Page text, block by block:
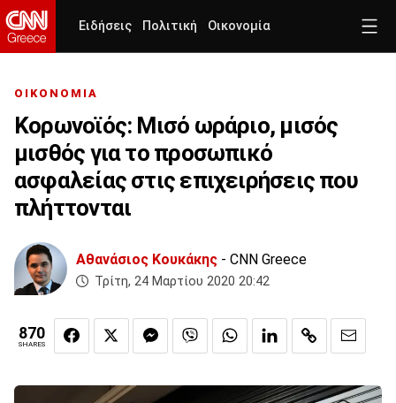
Ειδήσεις Πολιτική Οικονομία
ΟΙΚΟΝΟΜΙΑ
Κορωνοϊός: Μισό ωράριο, μισός
μισθός για το προσωπικό
ασφαλείας στις επιχειρήσεις που
πλήττονται
Αθανάσιος Κουκάκης - CNN Greece
Τρίτη, 24 Μαρτίου 2020 20:42
870
SHARES